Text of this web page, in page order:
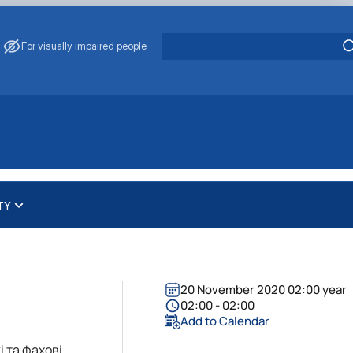
For visually impaired people
"Ветмедсервіс"
20 November 2020 02:00 year
02:00 - 02:00
Add to Calendar